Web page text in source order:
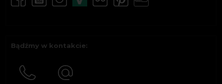
Bądźmy w kontakcie: